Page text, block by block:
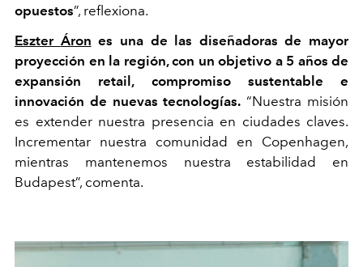
opuestos”, reflexiona.
Eszter Áron es una de las diseñadoras de mayor
proyección en la región, con un objetivo a 5 años de
expansión retail, compromiso sustentable e
innovación de nuevas tecnologías. “Nuestra misión
es extender nuestra presencia en ciudades claves.
Incrementar nuestra comunidad en Copenhagen,
mientras mantenemos nuestra estabilidad en
Budapest”, comenta.